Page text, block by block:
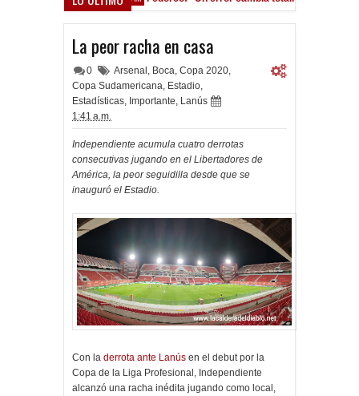
La peor racha en casa
0 Arsenal , Boca, Copa 2020,
Copa Sudamericana, Estadio,
Estadísticas, Importante, Lanús
1:41 a.m.
Independiente acumula cuatro derrotas
consecutivas jugando en el Libertadores de
América, la peor seguidilla desde que se
inauguró el Estadio.
Con la derrota ante Lanús en el debut por la
Copa de la Liga Profesional, Independiente
alcanzó una racha inédita jugando como local,